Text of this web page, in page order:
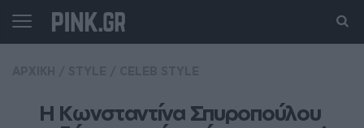
Η Κωνσταντίνα Σπυροπούλου